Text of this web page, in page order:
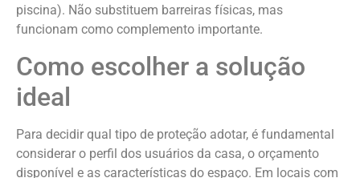
piscina). Não substituem barreiras físicas, mas
funcionam como complemento importante.
Como escolher a solução
ideal
Para decidir qual tipo de proteção adotar, é fundamental
considerar o perfil dos usuários da casa, o orçamento
disponível e as características do espaço. Em locais com